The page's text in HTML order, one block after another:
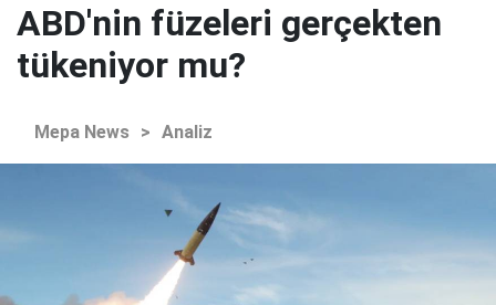
ABD'nin füzeleri gerçekten
tükeniyor mu?
Mepa News > Analiz